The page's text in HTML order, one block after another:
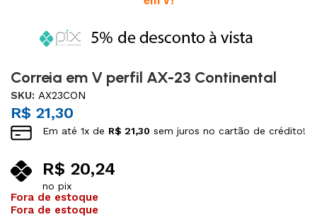
Correia em V perfil AX-23 Continental
SKU:AX23CON
R$ 21,30
Em até1x de R$ 21,30 sem juros no cartão de crédito!
R$ 20,24
no pix
Fora de estoque
Fora de estoque